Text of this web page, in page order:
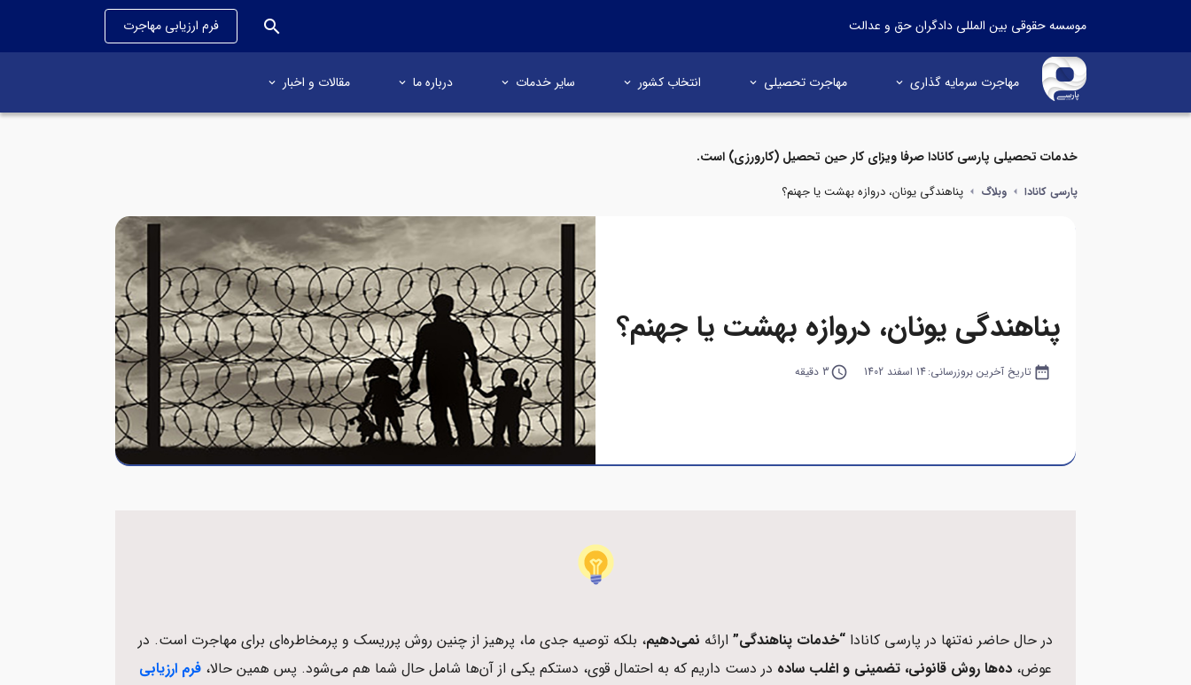
موسسه حقوقی بین المللی دادگران حق و عدالت فرم ارزیابی مهاجرت search
مهاجرت سرمایه گذاری مهاجرت تحصیلی انتخاب کشور سایر خدمات درباره ما مقالات و اخبار
خدمات تحصیلی پارسی کانادا صرفا ویزای کار حین تحصیل (کارورزی) است.
پارسی کانادا وبلاگ پناهندگی یونان، دروازه بهشت یا جهنم؟
پناهندگی یونان، دروازه بهشت یا جهنم؟
date_range تاریخ آخرین بروزرسانی:14 اسفند 1402 query_builder3 دقیقه
در حال حاضر نه‌تنها در پارسی کانادا “خدمات پناهندگی” ارائه نمی‌دهیم، بلکه توصیه جدی ما، پرهیز از چنین روش پرریسک و پرمخاطره‌ای برای مهاجرت است. در
عوض، ده‌ها روش قانونی، تضمینی و اغلب ساده در دست داریم که به احتمال قوی، دستکم یکی از آن‌ها شامل حال شما هم می‌شود. پس همین حالا، فرم ارزیابی